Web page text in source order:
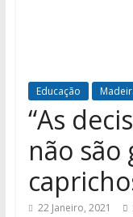
Educação
“As
não são
22 Janeiro, 2021